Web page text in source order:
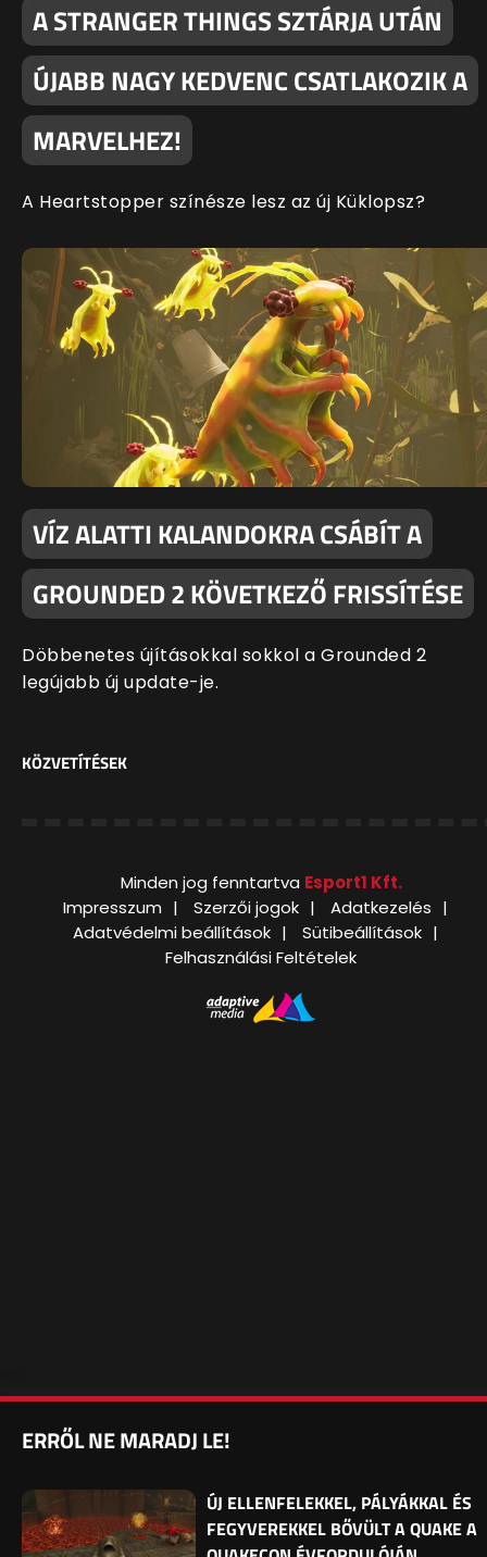
A STRANGER THINGS SZTÁRJA UTÁN
ÚJABB NAGY KEDVENC CSATLAKOZIK A
MARVELHEZ!
A Heartstopper színésze lesz az új Küklopsz?
VÍZ ALATTI KALANDOKRA CSÁBÍT A
GROUNDED 2 KÖVETKEZŐ FRISSÍTÉSE
Döbbenetes újításokkal sokkol a Grounded 2
legújabb új update-je.
KÖZVETÍTÉSEK
Minden jog fenntartva Esport1 Kft.
Impresszum
Szerzői jogok
Adatkezelés
Adatvédelmi beállítások
Sütibeállítások
Felhasználási Feltételek
ERRŐL NE MARADJ LE!
ÚJ ELLENFELEKKEL, PÁLYÁKKAL ÉS
FEGYVEREKKEL BŐVÜLT A QUAKE A